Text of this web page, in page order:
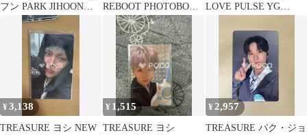
フン PARK JIHOON
2021 SEASON'S
GREETINGS
REBOOT PHOTOBOOK
Ver.1
LOVE PULSE YG
¥3,138
TREASURE ヨシ NEW
¥ 1,515
TREASURE ヨシ
¥ 2,957
TREASURE パク・ジョ